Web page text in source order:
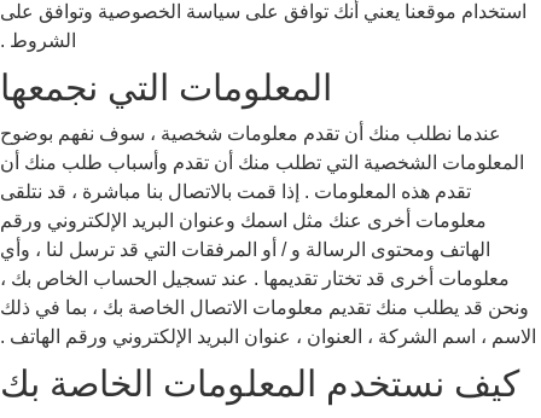
استخدام موقعنا يعني أنك توافق على سياسة الخصوصية وتوافق على
الشروط .
المعلومات التي نجمعها
عندما نطلب منك أن تقدم معلومات شخصية ، سوف نفهم بوضوح
المعلومات الشخصية التي تطلب منك أن تقدم وأسباب طلب منك أن
تقدم هذه المعلومات . إذا قمت بالاتصال بنا مباشرة ، قد نتلقى
معلومات أخرى عنك مثل اسمك وعنوان البريد الإلكتروني ورقم
الهاتف ومحتوى الرسالة و / أو المرفقات التي قد ترسل لنا ، وأي
معلومات أخرى قد تختار تقديمها . عند تسجيل الحساب الخاص بك ،
ونحن قد يطلب منك تقديم معلومات الاتصال الخاصة بك ، بما في ذلك
الاسم ، اسم الشركة ، العنوان ، عنوان البريد الإلكتروني ورقم الهاتف .
كيف نستخدم المعلومات الخاصة بك